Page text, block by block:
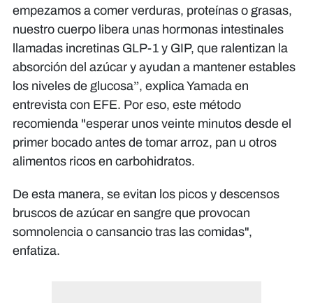
empezamos a comer verduras, proteínas o grasas,
nuestro cuerpo libera unas hormonas intestinales
llamadas incretinas GLP-1 y GIP, que ralentizan la
absorción del azúcar y ayudan a mantener estables
los niveles de glucosa”, explica Yamada en
entrevista con EFE. Por eso, este método
recomienda "esperar unos veinte minutos desde el
primer bocado antes de tomar arroz, pan u otros
alimentos ricos en carbohidratos.
De esta manera, se evitan los picos y descensos
bruscos de azúcar en sangre que provocan
somnolencia o cansancio tras las comidas",
enfatiza.